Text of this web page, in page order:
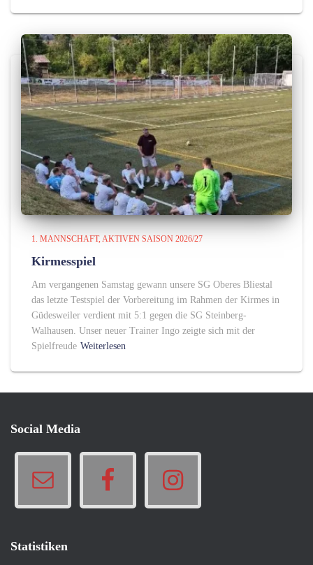
1. MANNSCHAFT AKTIVEN SAISON 2026/27
Kirmesspiel
Am vergangenen Samstag gewann unsere SG Oberes Bliestal
das letzte Testspiel der Vorbereitung im Rahmen der Kirmes in
Güdesweiler verdient mit 5:1 gegen die SG Steinberg-
Walhausen. Unser neuer Trainer Ingo zeigte sich mit der
Spielfreude Weiterlesen
Social Media
Statistiken